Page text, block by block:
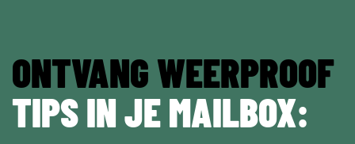
ONTVANG WEERPROOF
TIPS IN JE MAILBOX: